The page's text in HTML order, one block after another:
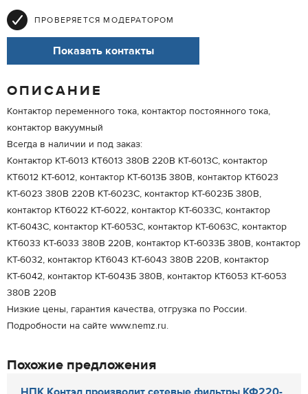
ПРОВЕРЯЕТСЯ МОДЕРАТОРОМ
Показать контакты
ОПИСАНИЕ
Контактор переменного тока, контактор постоянного тока,
контактор вакуумный
Всегда в наличии и под заказ:
Контактор КТ-6013 КТ6013 380В 220В КТ-6013С, контактор
КТ6012 КТ-6012, контактор КТ-6013Б 380В, контактор КТ6023
КТ-6023 380В 220В КТ-6023С, контактор КТ-6023Б 380В,
контактор КТ6022 КТ-6022, контактор КТ-6033С, контактор
КТ-6043С, контактор КТ-6053С, контактор КТ-6063С, контактор
КТ6033 КТ-6033 380В 220В, контактор КТ-6033Б 380В, контактор
КТ-6032, контактор КТ6043 КТ-6043 380В 220В, контактор
КТ-6042, контактор КТ-6043Б 380В, контактор КТ6053 КТ-6053
380В 220В
Низкие цены, гарантия качества, отгрузка по России.
Подробности на сайте www.nemz.ru.
Похожие предложения